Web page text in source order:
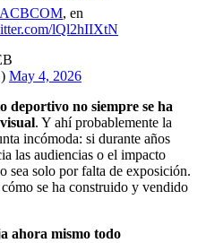
, en
lQl2hIIXtN
May 4, 2026
deportivo no siempre se ha
. Y ahí probablemente la
incómoda: si durante años
las audiencias o el impacto
sea solo por falta de exposición.
se ha construido y vendido
ahora mismo todo